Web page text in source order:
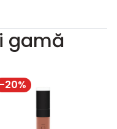
gamă
-20%